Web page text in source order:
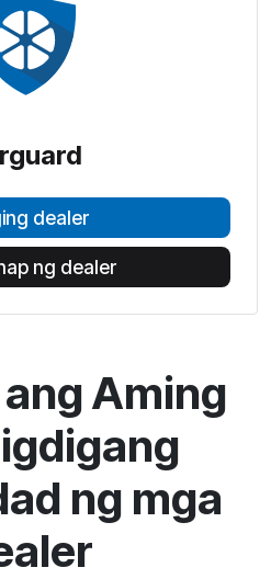
dealer
ng dealer
Aming
ng mga